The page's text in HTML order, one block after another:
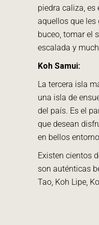
piedra caliza, es
aquellos que les
buceo, tomar el
escalada y
Koh Samui:
La tercera isla
una isla de
del país. Es el
que desean
en bellos
Existen cientos
son auténticas
Tao, Koh Lipe,